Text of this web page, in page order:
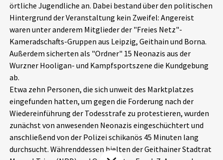
Pressemitteilungen
Podcasts
Projektbeschreibung
Kontakt
Unterstützer_innen
Spenden
chronik.LE in der Presse
örtliche Jugendliche an. Dabei bestand über den politischen
Hintergrund der Veranstaltung kein Zweifel: Angereist
waren unter anderem Mitglieder der "Freies Netz"-
Kameradschafts-Gruppen aus Leipzig, Geithain und Borna.
Außerdem sicherten als "Ordner" 15 Neonazis aus der
Wurzner Hooligan- und Kampfsportszene die Kundgebung
ab.
Etwa zehn Personen, die sich unweit des Marktplatzes
eingefunden hatten, um gegen die Forderung nach der
Wiedereinführung der Todesstrafe zu protestieren, wurden
zunächst von anwesenden Neonazis eingeschüchtert und
anschließend von der Polizei schikanös 45 Minuten lang
durchsucht. Währenddessen hielten der Geithainer Stadtrat